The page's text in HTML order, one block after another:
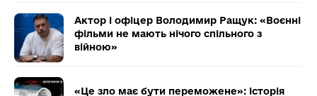
Актор і офіцер Володимир Ращук: «Воєнні
фільми не мають нічого спільного з
війною»
«Це зло має бути переможене»: історія